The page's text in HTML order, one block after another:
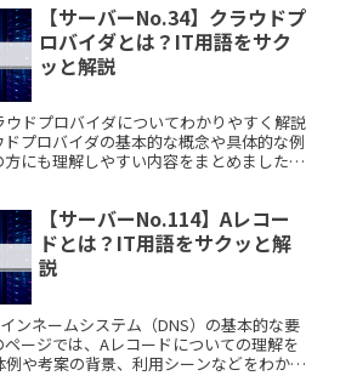
【サーバーNo.34】クラウドプ
ロバイダとは？IT用語をサク
ッと解説
ウドプロバイダについてわかりやすく解説
ドプロバイダの基本的な概念や具体的な例
方にも理解しやすい内容をまとめました。
【サーバーNo.114】Aレコー
ドとは？IT用語をサクッと解
説
ンネームシステム（DNS）の基本的な要
ージでは、Aレコードについての理解を
や考案の背景、利用シーンなどをわかり